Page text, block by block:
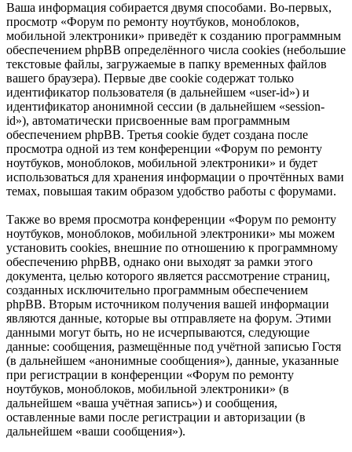
Ваша информация собирается двумя способами. Во-первых,
просмотр «Форум по ремонту ноутбуков, моноблоков,
мобильной электроники» приведёт к созданию программным
обеспечением phpBB определённого числа cookies (небольшие
текстовые файлы, загружаемые в папку временных файлов
вашего браузера). Первые две cookie содержат только
идентификатор пользователя (в дальнейшем «user-id») и
идентификатор анонимной сессии (в дальнейшем «session-
id»), автоматически присвоенные вам программным
обеспечением phpBB. Третья cookie будет создана после
просмотра одной из тем конференции «Форум по ремонту
ноутбуков, моноблоков, мобильной электроники» и будет
использоваться для хранения информации о прочтённых вами
темах, повышая таким образом удобство работы с форумами.
Также во время просмотра конференции «Форум по ремонту
ноутбуков, моноблоков, мобильной электроники» мы можем
установить cookies, внешние по отношению к программному
обеспечению phpBB, однако они выходят за рамки этого
документа, целью которого является рассмотрение страниц,
созданных исключительно программным обеспечением
phpBB. Вторым источником получения вашей информации
являются данные, которые вы отправляете на форум. Этими
данными могут быть, но не исчерпываются, следующие
данные: сообщения, размещённые под учётной записью Гостя
(в дальнейшем «анонимные сообщения»), данные, указанные
при регистрации в конференции «Форум по ремонту
ноутбуков, моноблоков, мобильной электроники» (в
дальнейшем «ваша учётная запись») и сообщения,
оставленные вами после регистрации и авторизации (в
дальнейшем «ваши сообщения»).